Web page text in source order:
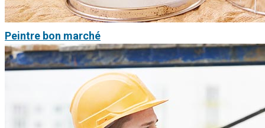
Peintre bon marché